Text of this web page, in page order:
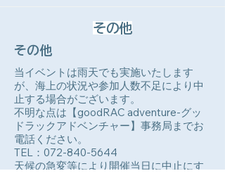
その他
その他
当イベントは雨天でも実施いたします
が、海上の状況や参加人数不足により中
止する場合がございます。
不明な点は【goodRAC adventure-グッ
ドラックアドベンチャー】事務局までお
電話ください。
TEL： 072-840-5644
​天候の急変等により開催当日に中止にす